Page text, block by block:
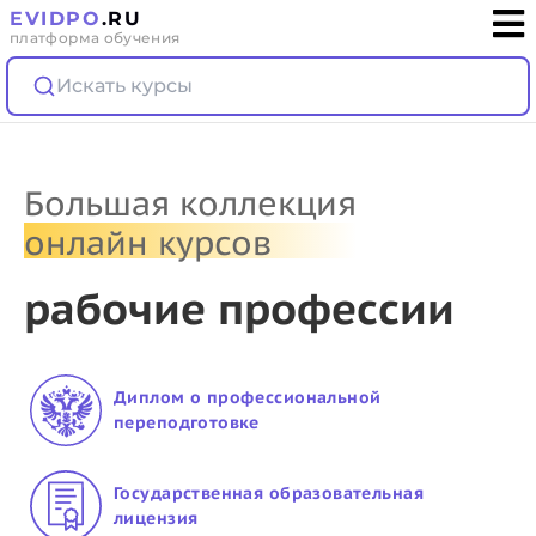
EVIDPO.RU
платформа обучения
Искать курсы
Большая коллекция
онлайн курсов
рабочие профессии
Диплом о профессиональной
переподготовке
Государственная образовательная
лицензия